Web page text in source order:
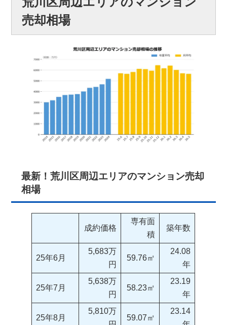
売却相場
最新！荒川区周辺エリアのマンション売却
相場
成約価格
専有面
積
築年数
25年6月
5,683万
円
59.76㎡
24.08
年
25年7月
5,638万
円
58.23㎡
23.19
年
25年8月
5,810万
59.07㎡
23.14